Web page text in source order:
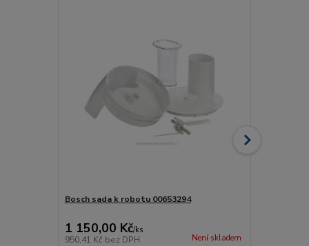
Bosch sada k robotu 00653294
1 150,00 Kč/ks
950,41 Kč bez DPH Není skladem